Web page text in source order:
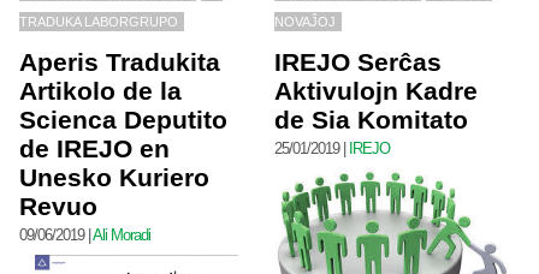
TRADUKA LABORGRUPO
Aperis Tradukita
Artikolo de la
Scienca Deputito
de IREJO en
Unesko Kuriero
Revuo
09/06/2019|Ali Moradi
NOVAĴOJ
IREJO Serĉas
Aktivulojn Kadre
de Sia Komitato
25/01/2019| IREJO